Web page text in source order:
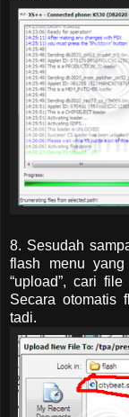
8. Sesudah
flash menu
“upload”, cari
Secara otomatis
tadi.